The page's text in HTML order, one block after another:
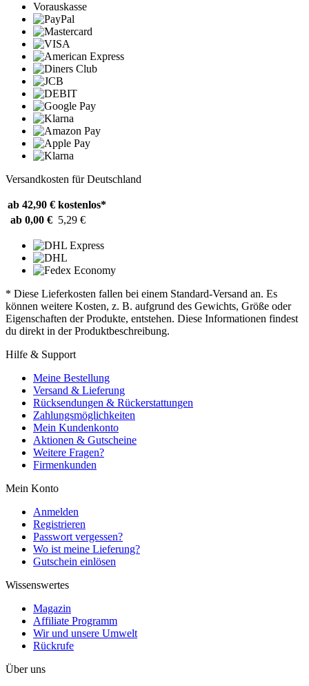
Vorauskasse
Versandkosten für Deutschland
ab 42,90 € kostenlos*
ab 0,00 € 5,29 €
* Diese Lieferkosten fallen bei einem Standard-Versand an. Es
können weitere Kosten, z. B. aufgrund des Gewichts, Größe oder
Eigenschaften der Produkte, entstehen. Diese Informationen findest
du direkt in der Produktbeschreibung.
Hilfe & Support
Meine Bestellung
Versand & Lieferung
Rücksendungen & Rückerstattungen
Zahlungsmöglichkeiten
Mein Kundenkonto
Aktionen & Gutscheine
Weitere Fragen?
Firmenkunden
Mein Konto
Anmelden
Registrieren
Passwort vergessen?
Wo ist meine Lieferung?
Gutschein einlösen
Wissenswertes
Magazin
Affiliate Programm
Wir und unsere Umwelt
Rückrufe
Über uns